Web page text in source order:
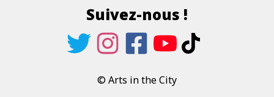
Suivez-nous !
© Arts in the City